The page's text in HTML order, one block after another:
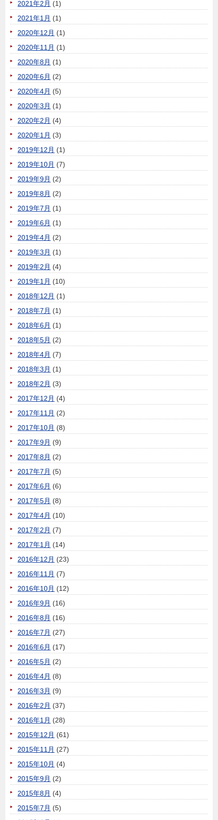
2021年2月 (1)
2021年1月 (1)
2020年12月 (1)
2020年11月 (1)
2020年8月 (1)
2020年6月 (2)
2020年4月 (5)
2020年3月 (1)
2020年2月 (4)
2020年1月 (3)
2019年12月 (1)
2019年10月 (7)
2019年9月 (2)
2019年8月 (2)
2019年7月 (1)
2019年6月 (1)
2019年4月 (2)
2019年3月 (1)
2019年2月 (4)
2019年1月 (10)
2018年12月 (1)
2018年7月 (1)
2018年6月 (1)
2018年5月 (2)
2018年4月 (7)
2018年3月 (1)
2018年2月 (3)
2017年12月 (4)
2017年11月 (2)
2017年10月 (8)
2017年9月 (9)
2017年8月 (2)
2017年7月 (5)
2017年6月 (6)
2017年5月 (8)
2017年4月 (10)
2017年2月 (7)
2017年1月 (14)
2016年12月 (23)
2016年11月 (7)
2016年10月 (12)
2016年9月 (16)
2016年8月 (16)
2016年7月 (27)
2016年6月 (17)
2016年5月 (2)
2016年4月 (8)
2016年3月 (9)
2016年2月 (37)
2016年1月 (28)
2015年12月 (61)
2015年11月 (27)
2015年10月 (4)
2015年9月 (2)
2015年8月 (4)
2015年7月 (5)